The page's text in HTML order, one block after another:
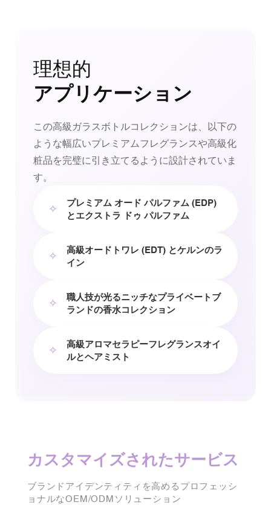
理想的
アプリケーション
この高級ガラスボトルコレクションは、以下の
ような幅広いプレミアムフレグランスや高級化
粧品を完璧に引き立てるように設計されていま
す。
✧
プレミアム オード パルファム (EDP)
とエクストラ ドゥ パルファム
✧
高級オードトワレ (EDT) とケルンのラ
イン
✧
職人技が光るニッチなプライベートブ
ランドの香水コレクション
✧
高級アロマセラピーフレグランスオイ
ルとヘアミスト
カスタマイズされたサービス
ブランドアイデンティティを高めるプロフェッシ
ョナルなOEM/ODMソリューション